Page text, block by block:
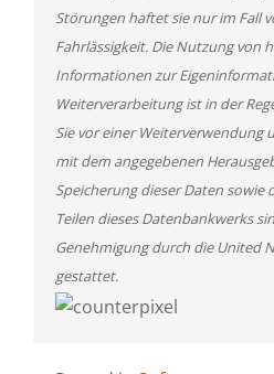
Störungen haftet sie nur im Fall
Fahrlässigkeit. Die Nutzung von
Informationen zur
Weiterverarbeitung ist in der
Sie vor einer Weiterverwendung
mit dem angegebenen
Speicherung dieser Daten sowie
Teilen dieses Datenbankwerks
Genehmigung durch die United
gestattet.